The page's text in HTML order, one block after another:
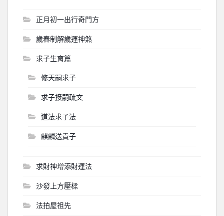
正月初一出行奇門方
歲春制解歲運神煞
求子生育篇
修天嗣求子
求子接嗣疏文
道法求子法
麒麟送貴子
求財神增添財運法
沙發上方壓樑
法拍屋祖先